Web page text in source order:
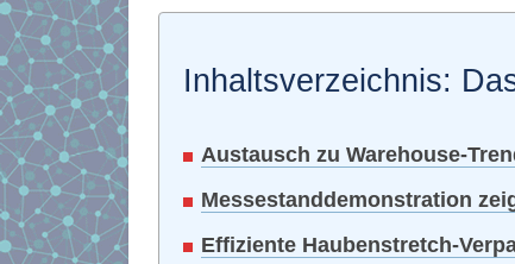
Inhaltsverzeichnis:
Austausch zu Warehouse-
Messestanddemonstration
Effiziente Haubenstretch-